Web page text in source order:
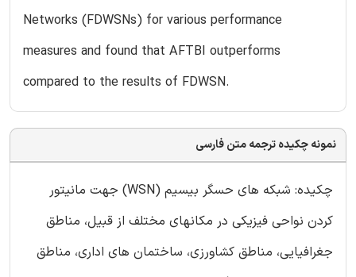
Networks (FDWSNs) for various performance
measures and found that AFTBI outperforms
compared to the results of FDWSN.
نمونه چکیده ترجمه متن فارسی
چکیده: شبکه های حسگر بیسیم (WSN) جهت مانیتور
کردن نواحی فیزیکی در مکانهای مختلف از قبیل، مناطق
جغرافیایی، مناطق کشاورزی، ساختمان های اداری، مناطق